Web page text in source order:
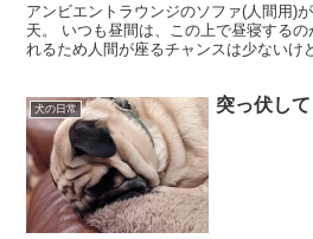
アンビエントラウンジのソファ(人間用)
天。 いつも昼間は、この上で昼寝する
れるため人間が座るチャンスは少ないけ
犬の日常 突っ伏して